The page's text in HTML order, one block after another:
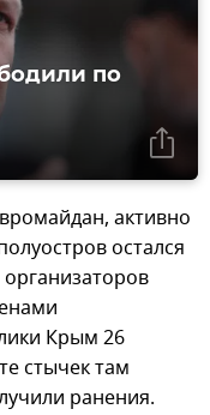
по
активно
остался
Крым 26
стычек там
ранения.